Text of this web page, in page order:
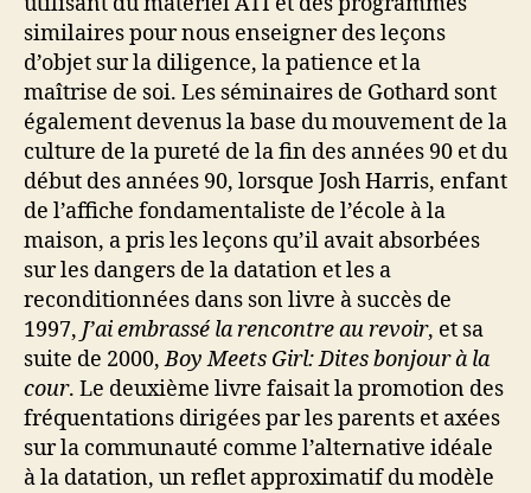
similaires pour nous enseigner des leçons
d’objet sur la diligence, la patience et la
maîtrise de soi. Les séminaires de Gothard sont
également devenus la base du mouvement de la
culture de la pureté de la fin des années 90 et du
début des années 90, lorsque Josh Harris, enfant
de l’affiche fondamentaliste de l’école à la
maison, a pris les leçons qu’il avait absorbées
sur les dangers de la datation et les a
reconditionnées dans son livre à succès de
1997, J’ai embrassé la rencontre au revoir, et sa
suite de 2000,Boy Meets Girl: Dites bonjour à la
cour. Le deuxième livre faisait la promotion des
fréquentations dirigées par les parents et axées
sur la communauté comme l’alternative idéale
à la datation, un reflet approximatif du modèle